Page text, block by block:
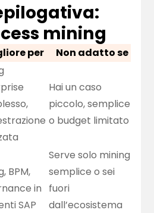
mining
per Non adatto se
Hai un caso
piccolo, semplice
o budget limitato
BPM,
in
SAP
Serve solo mining
semplice o sei
fuori
dall’ecosistema